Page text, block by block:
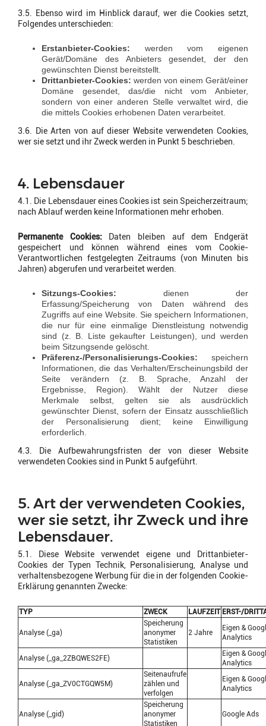
3.5. Ebenso wird im Hinblick darauf, wer die Cookies setzt,
Folgendes unterschieden:
Erstanbieter-Cookies: werden vom eigenen
Gerät/Domäne des Anbieters gesendet, der den
gewünschten Dienst bereitstellt.
Drittanbieter-Cookies: werden von einem Gerät/einer
Domäne gesendet, das/die nicht vom Anbieter,
sondern von einer anderen Stelle verwaltet wird, die
die mittels Cookies erhobenen Daten verarbeitet.
3.6. Die Arten von auf dieser Website verwendeten Cookies,
wer sie setzt und ihr Zweck werden in Punkt 5 beschrieben.
4. Lebensdauer
4.1. Die Lebensdauer eines Cookies ist sein Speicherzeitraum;
nach Ablauf werden keine Informationen mehr erhoben.
Permanente Cookies:Daten bleiben auf dem Endgerät
gespeichert und können während eines vom Cookie-
Verantwortlichen festgelegten Zeitraums (von Minuten bis
Jahren) abgerufen und verarbeitet werden.
Sitzungs-Cookies: dienen der
Erfassung/Speicherung von Daten während des
Zugriffs auf eine Website. Sie speichern Informationen,
die nur für eine einmalige Dienstleistung notwendig
sind (z. B. Liste gekaufter Leistungen), und werden
beim Sitzungsende gelöscht.
Präferenz-/Personalisierungs-Cookies: speichern
Informationen, die das Verhalten/Erscheinungsbild der
Seite verändern (z. B. Sprache, Anzahl der
Ergebnisse, Region). Wählt der Nutzer diese
Merkmale selbst, gelten sie als ausdrücklich
gewünschter Dienst, sofern der Einsatz ausschließlich
der Personalisierung dient; keine Einwilligung
erforderlich.
4.3. Die Aufbewahrungsfristen der von dieser Website
verwendeten Cookies sind in Punkt 5 aufgeführt.
5. Art der verwendeten Cookies,
wer sie setzt, ihr Zweck und ihre
Lebensdauer.
5.1. Diese Website verwendet eigene und Drittanbieter-
Cookies der Typen Technik, Personalisierung, Analyse und
verhaltensbezogene Werbung für die in der folgenden Cookie-
Erklärung genannten Zwecke:
TYP ZWECK LAUFZEIT ERST-/
Analyse (_ga)
Speicherung
anonymer
Statistiken
2 Jahre
Eigen &
Analytics
Analyse (_ga_2ZBQWES2FE)
Eigen &
Analytics
Analyse (_ga_ZV0CTGQW5M)
Seitenaufrufe
zählen und
verfolgen
Eigen &
Analytics
Analyse (_gid)
Speicherung
anonymer
Statistiken
Google Ads